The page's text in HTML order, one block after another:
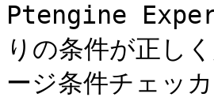
Ptengine
りの条件が正し
ージ条件チェッ